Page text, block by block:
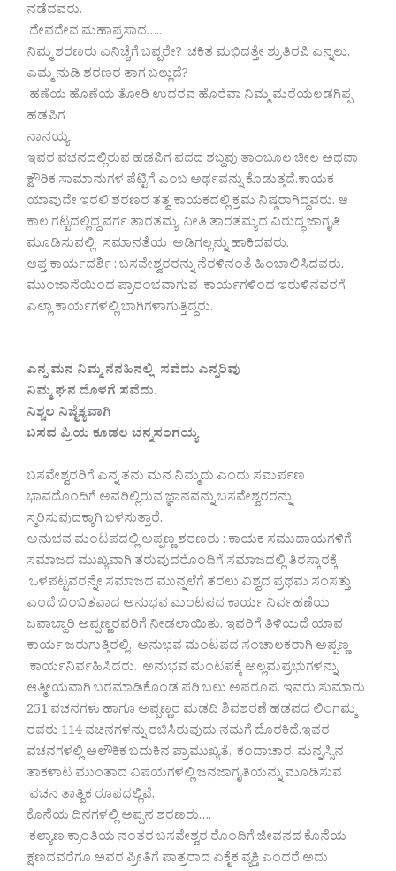
ನಡೆದವರು.
ದೇವದೇವ ಮಹಾಪ್ರಸಾದ…..
ನಿಮ್ಮ ಶರಣರು ಏನಿಚ್ಚೆಗೆ ಬಪ್ಪರೇ? ಚಕಿತ ಮಭಿದತ್ತೇ ಶ್ರುತಿರಪಿ ಎನ್ನಲು,
ಎಮ್ಮ ನುಡಿ ಶರಣರ ತಾಗ ಬಲ್ಲುದೆ?
ಹಣೆಯ ಹೊಣೆಯ ತೋರಿ ಉದರವ ಹೊರೆವಾ ನಿಮ್ಮ ಮರೆಯಲಡಗಿಪ್ಪ
ಹಡಪಿಗ
ನಾನಯ್ಯ
ಇವರ ವಚನದಲ್ಲಿರುವ ಹಡಪಿಗ ಪದದ ಶಬ್ದವು ತಾಂಬೂಲ ಚೀಲ ಅಥವಾ
ಕ್ಷೌರಿಕ ಸಾಮಾನುಗಳ ಪೆಟ್ಟಿಗೆ ಎಂಬ ಅರ್ಥವನ್ನು ಕೊಡುತ್ತದೆ.ಕಾಯಕ
ಯಾವುದೇ ಇರಲಿ ಶರಣರ ತತ್ವ ಕಾಯಕದಲ್ಲಿ ಕ್ರಮ ನಿಷ್ಠರಾಗಿದ್ದವರು. ಆ
ಕಾಲ ಗಟ್ಟದಲ್ಲಿದ್ದ ವರ್ಗ ತಾರತಮ್ಯ, ನೀತಿ ತಾರತಮ್ಯದ ವಿರುದ್ಧ ಜಾಗೃತಿ
ಮೂಡಿಸುವಲ್ಲಿ ಸಮಾನತೆಯ ಅಡಿಗಲ್ಲನ್ನು ಹಾಕಿದವರು.
ಆಪ್ತ ಕಾರ್ಯದರ್ಶಿ : ಬಸವೇಶ್ವರರನ್ನು ನೆರಳಿನಂತೆ ಹಿಂಬಾಲಿಸಿದವರು.
ಮುಂಜಾನೆಯಿಂದ ಪ್ರಾರಂಭವಾಗುವ ಕಾರ್ಯಗಳಿಂದ ಇರುಳಿನವರಗೆ
ಎಲ್ಲಾ ಕಾರ್ಯಗಳಲ್ಲಿ ಬಾಗಿಗಳಾಗುತ್ತಿದ್ದರು.
ಎನ್ನ ಮನ ನಿಮ್ಮ ನೆನಹಿನಲ್ಲಿ ಸವೆದು ಎನ್ನರಿವು
ನಿಮ್ಮ ಘನ ದೊಳಗೆ ಸವೆದು.
ನಿಶ್ಚಲ ನಿಜೈಕ್ಯವಾಗಿ
ಬಸವ ಪ್ರಿಯ ಕೂಡಲ ಚನ್ನಸಂಗಯ್ಯ
ಬಸವೇಶ್ವರರಿಗೆ ಎನ್ನ ತನು ಮನ ನಿಮ್ಮದು ಎಂದು ಸಮರ್ಪಣ
ಭಾವದೊಂದಿಗೆ ಅವರಿಲ್ಲಿರುವ ಜ್ಞಾನವನ್ನು ಬಸವೇಶ್ವರರನ್ನು
ಸ್ಮರಿಸುವುದಕ್ಕಾಗಿ ಬಳಸುತ್ತಾರೆ.
ಅನುಭವ ಮಂಟಪದಲ್ಲಿ ಅಪ್ಪಣ್ಣ ಶರಣರು : ಕಾಯಕ ಸಮುದಾಯಗಳಿಗೆ
ಸಮಾಜದ ಮುಖ್ಯವಾಗಿ ತರುವುದರೊಂದಿಗೆ ಸಮಾಜದಲ್ಲಿ ತಿರಸ್ಕಾರಕ್ಕೆ
ಒಳಪಟ್ಟವರನ್ನೇ ಸಮಾಜದ ಮುನ್ನಲೆಗೆ ತರಲು ವಿಶ್ವದ ಪ್ರಥಮ ಸಂಸತ್ತು
ಎಂದೆ ಬಿಂಬಿತವಾದ ಅನುಭವ ಮಂಟಪದ ಕಾರ್ಯ ನಿರ್ವಹಣೆಯ
ಜವಾಬ್ದಾರಿ ಅಪ್ಪಣ್ಣರವರಿಗೆ ನೀಡಲಾಯಿತು. ಇವರಿಗೆ ತಿಳಿಯದೆ ಯಾವ
ಕಾರ್ಯ ಜರುಗುತ್ತಿರಲ್ಲಿ. ಅನುಭವ ಮಂಟಪದ ಸಂಚಾಲಕರಾಗಿ ಅಪ್ಪಣ್ಣ
ಕಾರ್ಯನಿರ್ವಹಿಸಿದರು. ಅನುಭವ ಮಂಟಪಕ್ಕೆ ಅಲ್ಲಮಪ್ರಭುಗಳನ್ನು
ಆತ್ಮೀಯವಾಗಿ ಬರಮಾಡಿಕೊಂಡ ಪರಿ ಬಲು ಅಪರೂಪ. ಇವರು ಸುಮಾರು
251 ವಚನಗಳು ಹಾಗೂ ಅಪ್ಪಣ್ಣರ ಮಡದಿ ಶಿವಶರಣೆ ಹಡಪದ ಲಿಂಗಮ್ಮ
ರವರು 114 ವಚನಗಳನ್ನು ರಚಿಸಿರುವುದು ನಮಗೆ ದೊರಕಿದೆ.ಇವರ
ವಚನಗಳಲ್ಲಿ ಅಲೌಕಿಕ ಬದುಕಿನ ಪ್ರಾಮುಖ್ಯತೆ, ಕಂದಾಚಾರ, ಮನ್ನಸ್ಸಿನ
ತಾಕಳಾಟ ಮುಂತಾದ ವಿಷಯಗಳಲ್ಲಿ ಜನಜಾಗೃತಿಯನ್ನು ಮೂಡಿಸುವ
ವಚನ ತಾತ್ವಿಕ ರೂಪದಲ್ಲಿವೆ.
ಕೊನೆಯ ದಿನಗಳಲ್ಲಿ ಅಪ್ಪನ ಶರಣರು….
ಕಲ್ಯಾಣ ಕ್ರಾಂತಿಯ ನಂತರ ಬಸವೇಶ್ವರ ರೊಂದಿಗೆ ಜೀವನದ ಕೊನೆಯ
ಕ್ಷಣದವರೆಗೂ ಅವರ ಪ್ರೀತಿಗೆ ಪಾತ್ರರಾದ ಏಕೈಕ ವ್ಯಕ್ತಿ ಎಂದರೆ ಅದು